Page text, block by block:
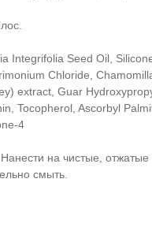
Integrifolia Seed Oil,
Chloride,
extract, Guar
Tocopherol, Ascorbyl
4
на чистые,
смыть.